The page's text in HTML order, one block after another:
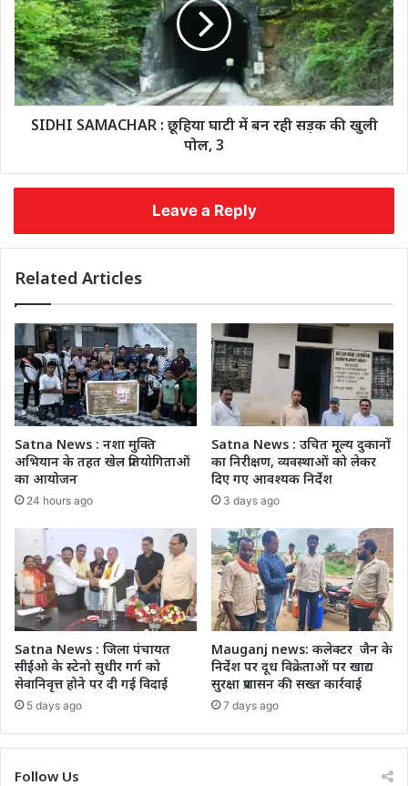
SIDHI SAMACHAR : छूहिया घाटी में बन रही सड़क की खुली
पोल, 3
Leave a Reply
Related Articles
Satna News : नशा मुक्ति
अभियान के तहत खेल प्रतियोगिताओं
का आयोजन
24 hours ago
Satna News : उचित मूल्य दुकानों
का निरीक्षण, व्यवस्थाओं को लेकर
दिए गए आवश्यक निर्देश
3 days ago
Satna News : जिला पंचायत
सीईओ के स्टेनो सुधीर गर्ग को
सेवानिवृत्त होने पर दी गई विदाई
5 days ago
Mauganj news: कलेक्टर जैन के
निर्देश पर दूध विक्रेताओं पर खाद्य
सुरक्षा प्रशासन की सख्त कार्रवाई
7 days ago
Follow Us